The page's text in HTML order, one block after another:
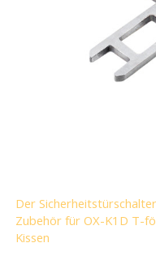
Der
Zubehör für OX-K1D T-
Kissen